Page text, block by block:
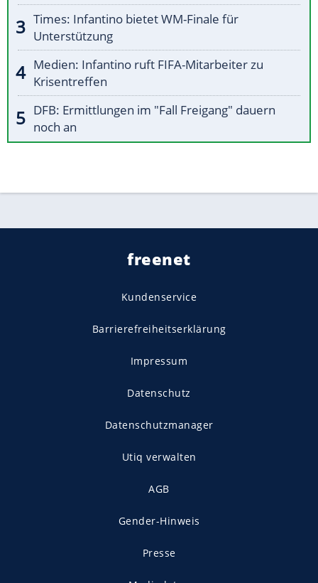
Times: Infantino bietet WM-Finale für
Unterstützung
Medien: Infantino ruft FIFA-Mitarbeiter zu
Krisentreffen
DFB: Ermittlungen im "Fall Freigang" dauern
noch an
freenet
Kundenservice
Barrierefreiheitserklärung
Impressum
Datenschutz
Datenschutzmanager
Utiq verwalten
AGB
Gender-Hinweis
Presse